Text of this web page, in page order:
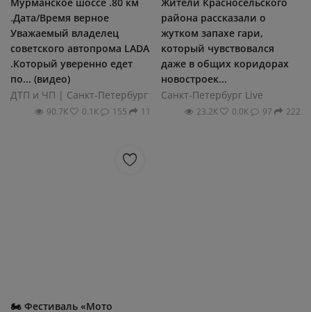
.Дата/Время верное
Уважаемый владелец
советского автопрома LADA
.Который уверенно едет
по... (видео)
ДТП и ЧП | Санкт-Петербург
90.7К 0.1К 155 11
района рассказали о
жутком запахе гари,
который чувствовался
даже в общих коридорах
новостроек...
Санкт-Петербург Live
23.2К 0.0К 97 222
🏍 Фестиваль «Мото